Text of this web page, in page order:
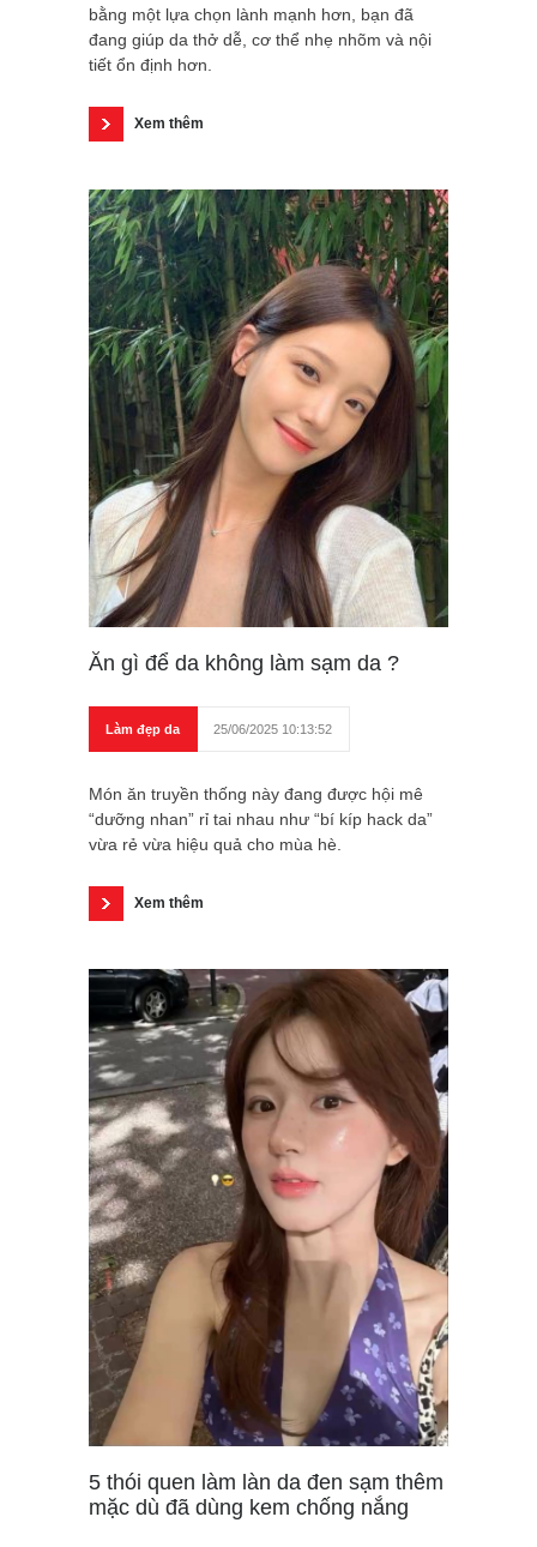
bằng một lựa chọn lành mạnh hơn, bạn đã
đang giúp da thở dễ, cơ thể nhẹ nhõm và nội
tiết ổn định hơn.
Xem thêm
Ăn gì để da không làm sạm da ?
Làm đẹp da 25/06/2025 10:13:52
Món ăn truyền thống này đang được hội mê
“dưỡng nhan” rỉ tai nhau như “bí kíp hack da”
vừa rẻ vừa hiệu quả cho mùa hè.
Xem thêm
5 thói quen làm làn da đen sạm thêm
mặc dù đã dùng kem chống nắng